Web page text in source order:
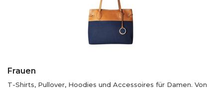
Frauen
T-Shirts, Pullover, Hoodies und Accessoires für Damen. Von